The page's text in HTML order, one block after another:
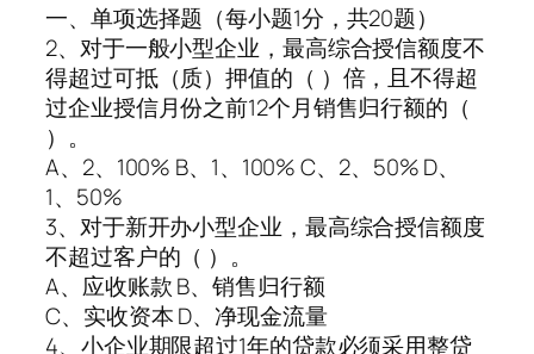
一、单项选择题（每小题1分，共20题）
2、对于一般小型企业，最高综合授信额度不
得超过可抵（质）押值的（ ）倍，且不得超
过企业授信月份之前12个月销售归行额的（
）。
A、2、100% B、1、100% C、2、50% D、
1、50%
3、对于新开办小型企业，最高综合授信额度
不超过客户的（ ）。
A、应收账款 B、销售归行额
C、实收资本 D、净现金流量
4、小企业期限超过1年的贷款必须采用整贷